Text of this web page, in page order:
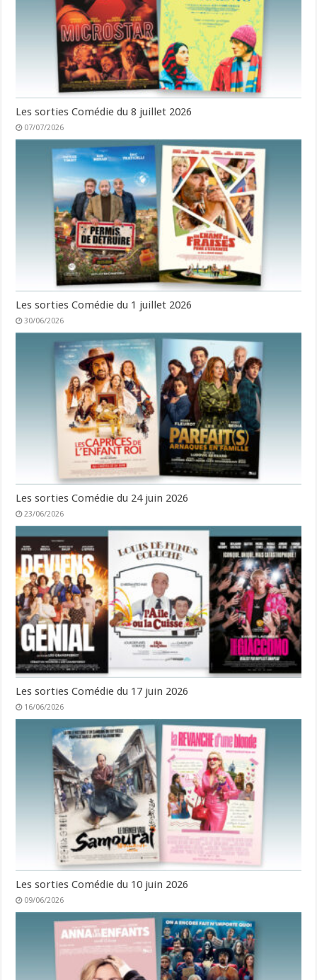
Les sorties Comédie du 8 juillet 2026
07/07/2026
Les sorties Comédie du 1 juillet 2026
30/06/2026
Les sorties Comédie du 24 juin 2026
23/06/2026
Les sorties Comédie du 17 juin 2026
16/06/2026
Les sorties Comédie du 10 juin 2026
09/06/2026